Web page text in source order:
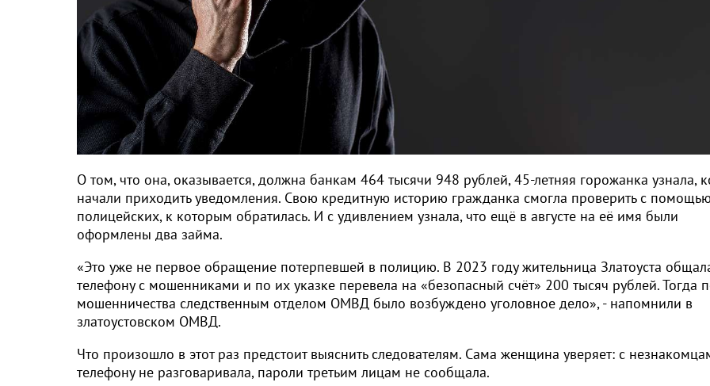
О том, что она, оказывается, должна банкам 464 тысячи 948 рублей, 45-летняя горожанка узнала,
начали приходить уведомления. Свою кредитную историю гражданка смогла проверить с
полицейских, к которым обратилась. И с удивлением узнала, что ещё в августе на её имя были
оформлены два займа.
«Это уже не первое обращение потерпевшей в полицию. В 2023 году жительница Златоуста
телефону с мошенниками и по их указке перевела на «безопасный счёт» 200 тысяч рублей. Тогда
мошенничества следственным отделом ОМВД было возбуждено уголовное дело», - напомнили в
златоустовском ОМВД.
Что произошло в этот раз предстоит выяснить следователям. Сама женщина уверяет: с
телефону не разговаривала, пароли третьим лицам не сообщала.